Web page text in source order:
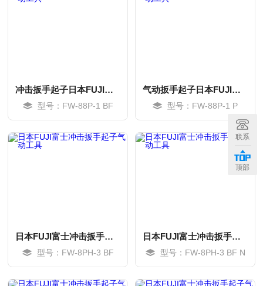
冲击扳手起子日本FUJI富士气动工具
型号：FW-88P-1 BF
气动扳手起子日本FUJI富士气动工具
型号：FW-88P-1 P
日本FUJI富士冲击扳手起子气动工具
型号：FW-8PH-3 BF
日本FUJI富士冲击扳手起子气动工具
型号：FW-8PH-3 BF N
联系
顶部